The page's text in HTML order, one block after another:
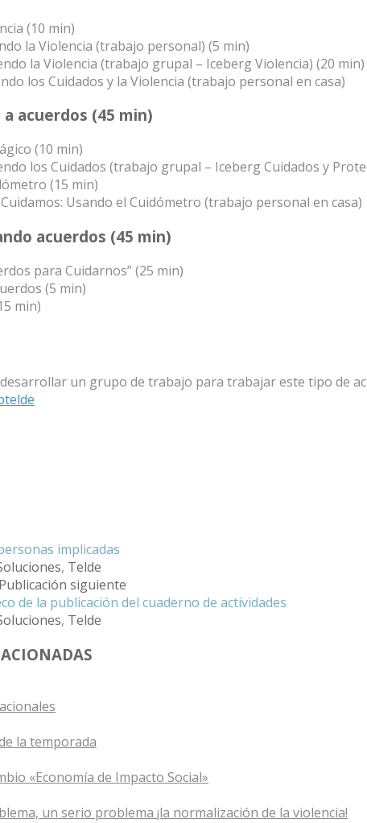
(10 min)
la Violencia (trabajo personal) (5 min)
la Violencia (trabajo grupal – Iceberg Violencia) (20 min)
los Cuidados y la Violencia (trabajo personal en casa)
a acuerdos (45 min)
(10 min)
los Cuidados (trabajo grupal – Iceberg Cuidados y
(15 min)
Usando el Cuidómetro (trabajo personal en casa)
acuerdos (45 min)
para Cuidarnos” (25 min)
(5 min)
min)
un grupo de trabajo para trabajar este tipo de
implicadas
, Telde
Publicación siguiente
de la publicación del cuaderno de actividades
, Telde
la temporada
«Economía de Impacto Social»
un serio problema ¡la normalización de la violencia!